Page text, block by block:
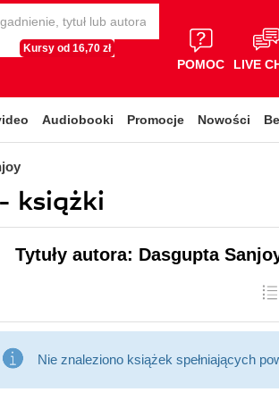
Kursy od 16,70 zł
POMOC LIVE
Audiobooki Promocje Nowości
książki
Tytuły autora: Dasgupta
Nie znaleziono książek spełniających